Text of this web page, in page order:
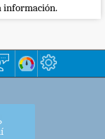
información.